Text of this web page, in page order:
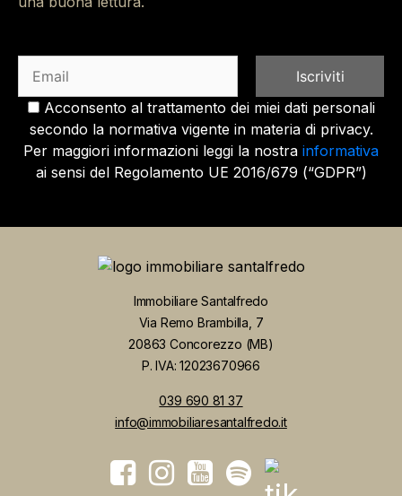
Acconsento al trattamento dei miei dati personali
secondo la normativa vigente in materia di privacy.
Per maggiori informazioni leggi la nostra informativa
ai sensi del Regolamento UE 2016/679 (“GDPR”)
Immobiliare Santalfredo
Via Remo Brambilla, 7
20863 Concorezzo (MB)
P. IVA: 12023670966
039 690 81 37
info@immobiliaresantalfredo.it